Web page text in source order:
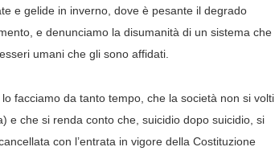
e gelide in inverno, dove è pesante il degrado
e denunciamo la disumanità di un sistema che
umani che gli sono affidati.
facciamo da tanto tempo, che la società non si volti
e che si renda conto che, suicidio dopo suicidio, si
con l’entrata in vigore della Costituzione